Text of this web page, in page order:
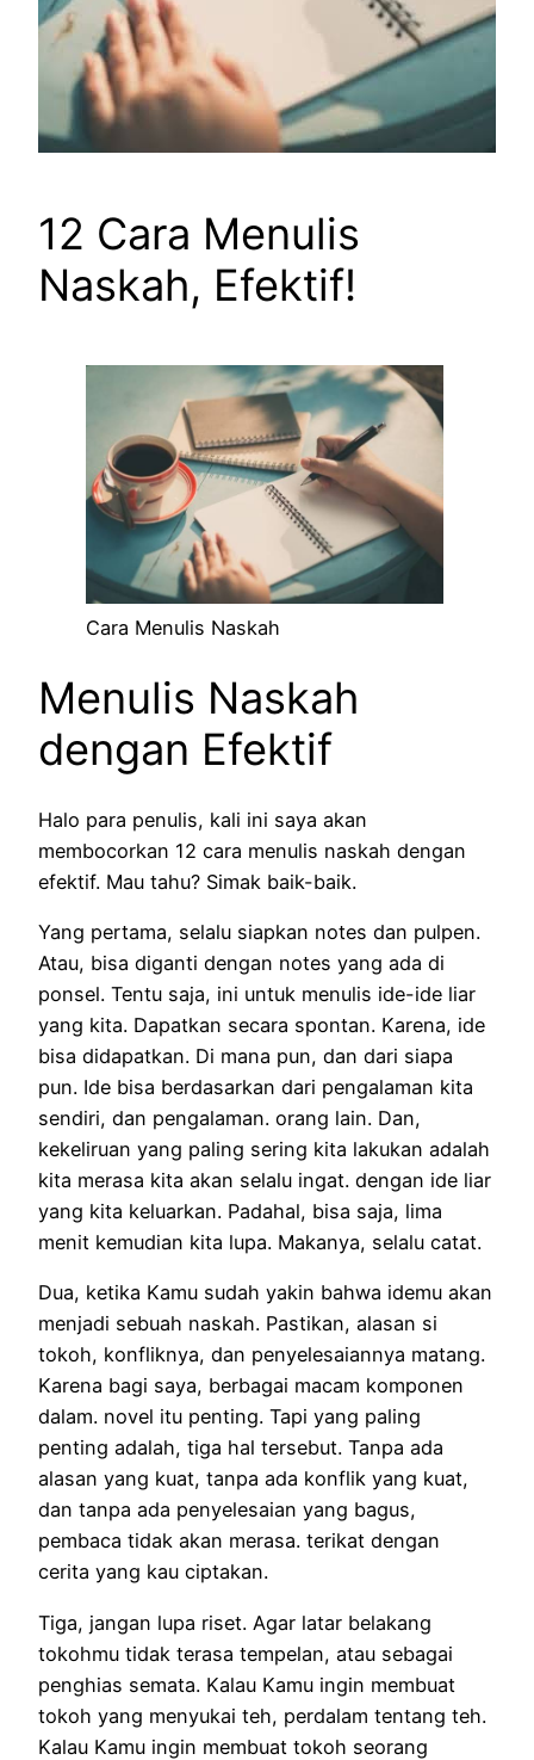
12 Cara Menulis
Naskah, Efektif!
Cara Menulis Naskah
Menulis Naskah
dengan Efektif
Halo para penulis, kali ini saya akan
membocorkan 12 cara menulis naskah dengan
efektif. Mau tahu? Simak baik-baik.
Yang pertama, selalu siapkan notes dan pulpen.
Atau, bisa diganti dengan notes yang ada di
ponsel. Tentu saja, ini untuk menulis ide-ide liar
yang kita. Dapatkan secara spontan. Karena, ide
bisa didapatkan. Di mana pun, dan dari siapa
pun. Ide bisa berdasarkan dari pengalaman kita
sendiri, dan pengalaman. orang lain. Dan,
kekeliruan yang paling sering kita lakukan adalah
kita merasa kita akan selalu ingat. dengan ide liar
yang kita keluarkan. Padahal, bisa saja, lima
menit kemudian kita lupa. Makanya, selalu catat.
Dua, ketika Kamu sudah yakin bahwa idemu akan
menjadi sebuah naskah. Pastikan, alasan si
tokoh, konfliknya, dan penyelesaiannya matang.
Karena bagi saya, berbagai macam komponen
dalam. novel itu penting. Tapi yang paling
penting adalah, tiga hal tersebut. Tanpa ada
alasan yang kuat, tanpa ada konflik yang kuat,
dan tanpa ada penyelesaian yang bagus,
pembaca tidak akan merasa. terikat dengan
cerita yang kau ciptakan.
Tiga, jangan lupa riset. Agar latar belakang
tokohmu tidak terasa tempelan, atau sebagai
penghias semata. Kalau Kamu ingin membuat
tokoh yang menyukai teh, perdalam tentang teh.
Kalau Kamu ingin membuat tokoh seorang